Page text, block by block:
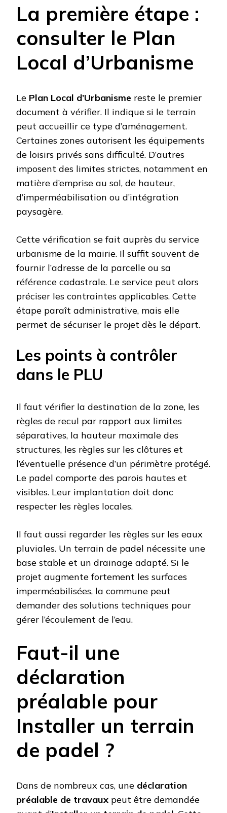
La première étape :
consulter le Plan
Local d’Urbanisme
Le Plan Local d’Urbanisme reste le premier
document à vérifier. Il indique si le terrain
peut accueillir ce type d’aménagement.
Certaines zones autorisent les équipements
de loisirs privés sans difficulté. D’autres
imposent des limites strictes, notamment en
matière d’emprise au sol, de hauteur,
d’imperméabilisation ou d’intégration
paysagère.
Cette vérification se fait auprès du service
urbanisme de la mairie. Il suffit souvent de
fournir l’adresse de la parcelle ou sa
référence cadastrale. Le service peut alors
préciser les contraintes applicables. Cette
étape paraît administrative, mais elle
permet de sécuriser le projet dès le départ.
Les points à contrôler
dans le PLU
Il faut vérifier la destination de la zone, les
règles de recul par rapport aux limites
séparatives, la hauteur maximale des
structures, les règles sur les clôtures et
l’éventuelle présence d’un périmètre protégé.
Le padel comporte des parois hautes et
visibles. Leur implantation doit donc
respecter les règles locales.
Il faut aussi regarder les règles sur les eaux
pluviales. Un terrain de padel nécessite une
base stable et un drainage adapté. Si le
projet augmente fortement les surfaces
imperméabilisées, la commune peut
demander des solutions techniques pour
gérer l’écoulement de l’eau.
Faut-il une
déclaration
préalable pour
Installer un terrain
de padel ?
Dans de nombreux cas, une déclaration
préalable de travaux peut être demandée